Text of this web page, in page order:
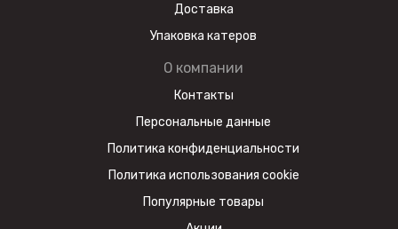
Доставка
Упаковка катеров
О компании
Контакты
Персональные данные
Политика конфиденциальности
Политика использования cookie
Популярные товары